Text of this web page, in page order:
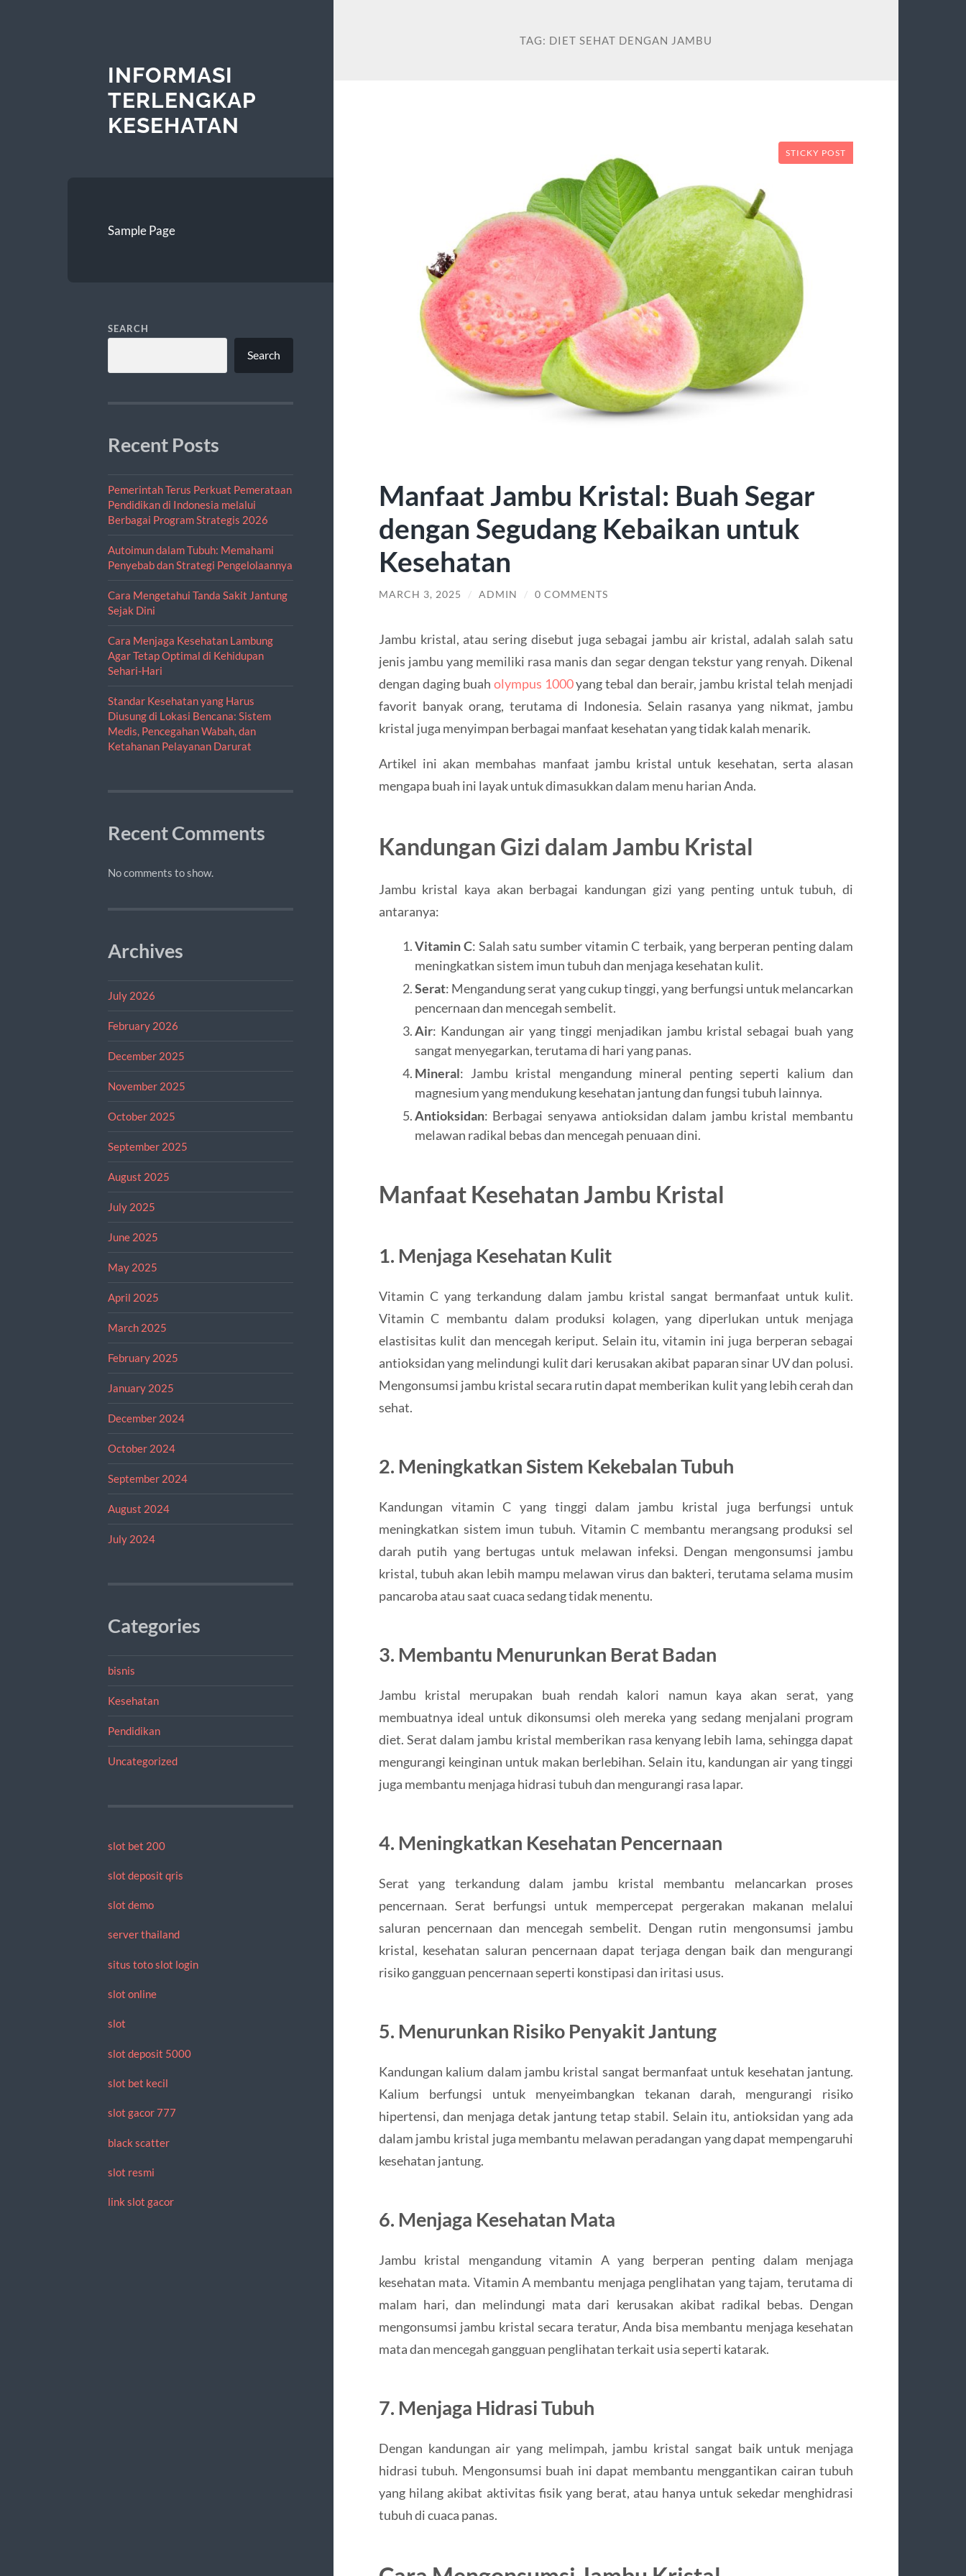
INFORMASI
TERLENGKAP
KESEHATAN
Sample Page
SEARCH
Search
Recent Posts
Pemerintah Terus Perkuat Pemerataan
Pendidikan di Indonesia melalui
Berbagai Program Strategis 2026
Autoimun dalam Tubuh: Memahami
Penyebab dan Strategi Pengelolaannya
Cara Mengetahui Tanda Sakit Jantung
Sejak Dini
Cara Menjaga Kesehatan Lambung
Agar Tetap Optimal di Kehidupan
Sehari-Hari
Standar Kesehatan yang Harus
Diusung di Lokasi Bencana: Sistem
Medis, Pencegahan Wabah, dan
Ketahanan Pelayanan Darurat
Recent Comments
No comments to show.
Archives
July 2026
February 2026
December 2025
November 2025
October 2025
September 2025
August 2025
July 2025
June 2025
May 2025
April 2025
March 2025
February 2025
January 2025
December 2024
October 2024
September 2024
August 2024
July 2024
Categories
bisnis
Kesehatan
Pendidikan
Uncategorized
slot bet 200
slot deposit qris
slot demo
server thailand
situs toto slot login
slot online
slot
slot deposit 5000
slot bet kecil
slot gacor 777
black scatter
slot resmi
link slot gacor
TAG: DIET SEHAT DENGAN JAMBU
STICKY POST
Manfaat Jambu Kristal: Buah Segar
dengan Segudang Kebaikan untuk
Kesehatan
MARCH 3, 2025 / ADMIN / 0 COMMENTS
Jambu kristal, atau sering disebut juga sebagai jambu air kristal, adalah salah satu
jenis jambu yang memiliki rasa manis dan segar dengan tekstur yang renyah. Dikenal
dengan daging buah olympus 1000yang tebal dan berair, jambu kristal telah menjadi
favorit banyak orang, terutama di Indonesia. Selain rasanya yang nikmat, jambu
kristal juga menyimpan berbagai manfaat kesehatan yang tidak kalah menarik.
Artikel ini akan membahas manfaat jambu kristal untuk kesehatan, serta alasan
mengapa buah ini layak untuk dimasukkan dalam menu harian Anda.
Kandungan Gizi dalam Jambu Kristal
Jambu kristal kaya akan berbagai kandungan gizi yang penting untuk tubuh, di
antaranya:
Vitamin C: Salah satu sumber vitamin C terbaik, yang berperan penting dalam
meningkatkan sistem imun tubuh dan menjaga kesehatan kulit.
Serat: Mengandung serat yang cukup tinggi, yang berfungsi untuk melancarkan
pencernaan dan mencegah sembelit.
Air: Kandungan air yang tinggi menjadikan jambu kristal sebagai buah yang
sangat menyegarkan, terutama di hari yang panas.
Mineral: Jambu kristal mengandung mineral penting seperti kalium dan
magnesium yang mendukung kesehatan jantung dan fungsi tubuh lainnya.
Antioksidan: Berbagai senyawa antioksidan dalam jambu kristal membantu
melawan radikal bebas dan mencegah penuaan dini.
Manfaat Kesehatan Jambu Kristal
1. Menjaga Kesehatan Kulit
Vitamin C yang terkandung dalam jambu kristal sangat bermanfaat untuk kulit.
Vitamin C membantu dalam produksi kolagen, yang diperlukan untuk menjaga
elastisitas kulit dan mencegah keriput. Selain itu, vitamin ini juga berperan sebagai
antioksidan yang melindungi kulit dari kerusakan akibat paparan sinar UV dan polusi.
Mengonsumsi jambu kristal secara rutin dapat memberikan kulit yang lebih cerah dan
sehat.
2. Meningkatkan Sistem Kekebalan Tubuh
Kandungan vitamin C yang tinggi dalam jambu kristal juga berfungsi untuk
meningkatkan sistem imun tubuh. Vitamin C membantu merangsang produksi sel
darah putih yang bertugas untuk melawan infeksi. Dengan mengonsumsi jambu
kristal, tubuh akan lebih mampu melawan virus dan bakteri, terutama selama musim
pancaroba atau saat cuaca sedang tidak menentu.
3. Membantu Menurunkan Berat Badan
Jambu kristal merupakan buah rendah kalori namun kaya akan serat, yang
membuatnya ideal untuk dikonsumsi oleh mereka yang sedang menjalani program
diet. Serat dalam jambu kristal memberikan rasa kenyang lebih lama, sehingga dapat
mengurangi keinginan untuk makan berlebihan. Selain itu, kandungan air yang tinggi
juga membantu menjaga hidrasi tubuh dan mengurangi rasa lapar.
4. Meningkatkan Kesehatan Pencernaan
Serat yang terkandung dalam jambu kristal membantu melancarkan proses
pencernaan. Serat berfungsi untuk mempercepat pergerakan makanan melalui
saluran pencernaan dan mencegah sembelit. Dengan rutin mengonsumsi jambu
kristal, kesehatan saluran pencernaan dapat terjaga dengan baik dan mengurangi
risiko gangguan pencernaan seperti konstipasi dan iritasi usus.
5. Menurunkan Risiko Penyakit Jantung
Kandungan kalium dalam jambu kristal sangat bermanfaat untuk kesehatan jantung.
Kalium berfungsi untuk menyeimbangkan tekanan darah, mengurangi risiko
hipertensi, dan menjaga detak jantung tetap stabil. Selain itu, antioksidan yang ada
dalam jambu kristal juga membantu melawan peradangan yang dapat mempengaruhi
kesehatan jantung.
6. Menjaga Kesehatan Mata
Jambu kristal mengandung vitamin A yang berperan penting dalam menjaga
kesehatan mata. Vitamin A membantu menjaga penglihatan yang tajam, terutama di
malam hari, dan melindungi mata dari kerusakan akibat radikal bebas. Dengan
mengonsumsi jambu kristal secara teratur, Anda bisa membantu menjaga kesehatan
mata dan mencegah gangguan penglihatan terkait usia seperti katarak.
7. Menjaga Hidrasi Tubuh
Dengan kandungan air yang melimpah, jambu kristal sangat baik untuk menjaga
hidrasi tubuh. Mengonsumsi buah ini dapat membantu menggantikan cairan tubuh
yang hilang akibat aktivitas fisik yang berat, atau hanya untuk sekedar menghidrasi
tubuh di cuaca panas.